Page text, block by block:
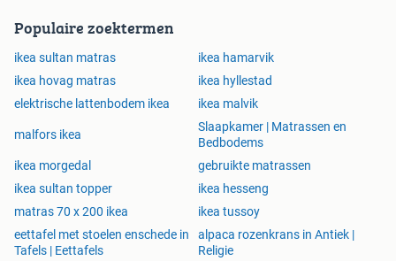
Populaire zoektermen
ikea sultan matras
ikea hamarvik
ikea hovag matras
ikea hyllestad
elektrische lattenbodem ikea
ikea malvik
malfors ikea
Slaapkamer | Matrassen en
Bedbodems
ikea morgedal
gebruikte matrassen
ikea sultan topper
ikea hesseng
matras 70 x 200 ikea
ikea tussoy
eettafel met stoelen enschede in
Tafels | Eettafels
alpaca rozenkrans in Antiek |
Religie